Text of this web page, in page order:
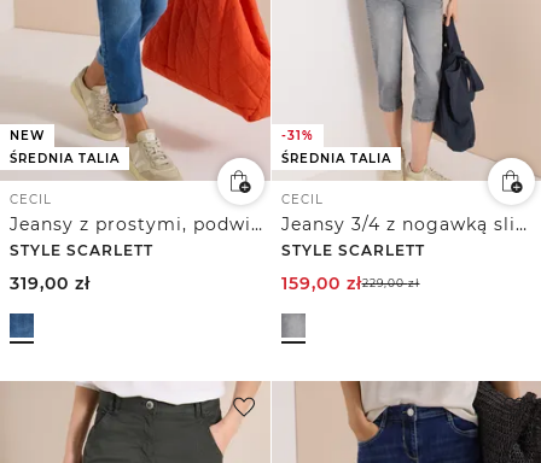
NEW
ŚREDNIA TALIA
CECIL
Jeansy z prostymi, podwiniętymi nogawkami i detalami
STYLE SCARLETT
319,00 zł
-31%
ŚREDNIA TALIA
CECIL
Jeansy 3/4 z nogawką slim w stylu Casual Fit
STYLE SCARLETT
159,00 zł229,00zł